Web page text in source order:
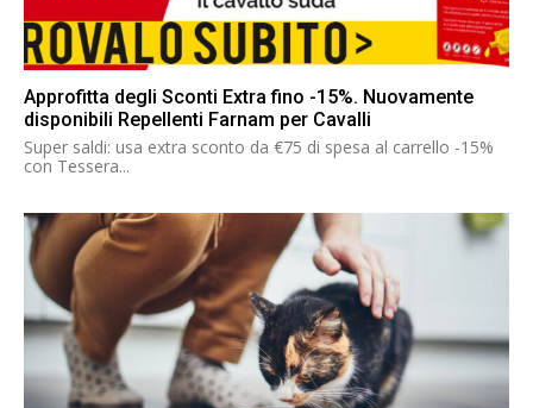
Approfitta degli Sconti Extra fino -15%. Nuovamente
disponibili Repellenti Farnam per Cavalli
Super saldi: usa extra sconto da €75 di spesa al carrello -15%
con Tessera...